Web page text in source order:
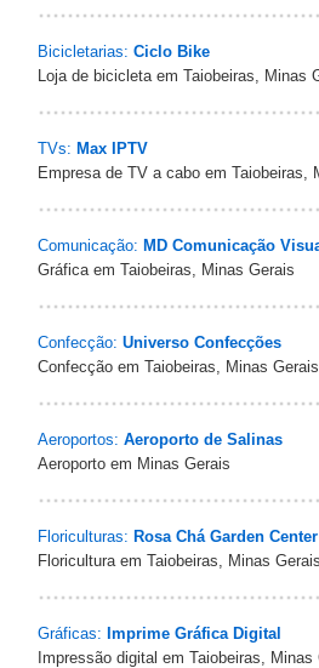
Bicicletarias: Ciclo Bike
Loja de bicicleta em Taiobeiras, Minas
TVs: Max IPTV
Empresa de TV a cabo em Taiobeiras,
Comunicação: MD Comunicação
Gráfica em Taiobeiras, Minas Gerais
Confecção: Universo Confecções
Confecção em Taiobeiras, Minas Gerais
Aeroportos: Aeroporto de Salinas
Aeroporto em Minas Gerais
Floriculturas: Rosa Chá Garden Center
Floricultura em Taiobeiras, Minas Gerais
Gráficas: Imprime Gráfica Digital
Impressão digital em Taiobeiras, Minas